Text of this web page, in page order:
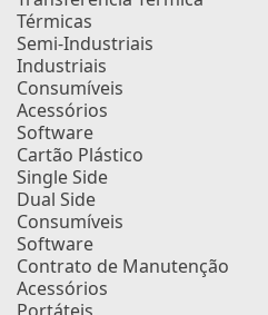
Térmicas
Semi-Industriais
Industriais
Consumíveis
Acessórios
Software
Cartão Plástico
Single Side
Dual Side
Consumíveis
Software
Contrato de Manutenção
Acessórios